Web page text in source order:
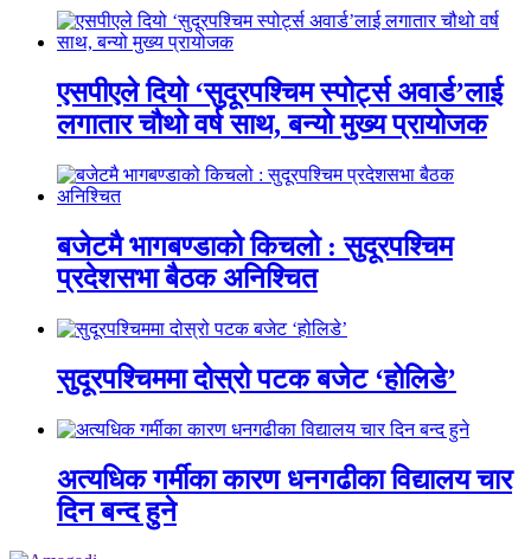
एसपीएले दियो ‘सुदूरपश्चिम स्पोर्ट्स अवार्ड’लाई
लगातार चौथो वर्ष साथ, बन्यो मुख्य प्रायोजक
बजेटमै भागबण्डाको किचलो : सुदूरपश्चिम
प्रदेशसभा बैठक अनिश्चित
सुदूरपश्चिममा दोस्रो पटक बजेट ‘होलिडे’
अत्यधिक गर्मीका कारण धनगढीका विद्यालय चार
दिन बन्द हुने